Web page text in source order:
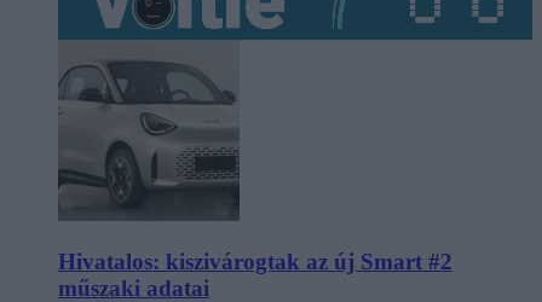
Hivatalos: kiszivárogtak az új Smart #2
műszaki adatai